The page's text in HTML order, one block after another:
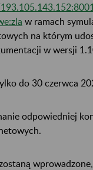
w ramach
na którym
w wersji
do 30 czerwca
odpowiedniej